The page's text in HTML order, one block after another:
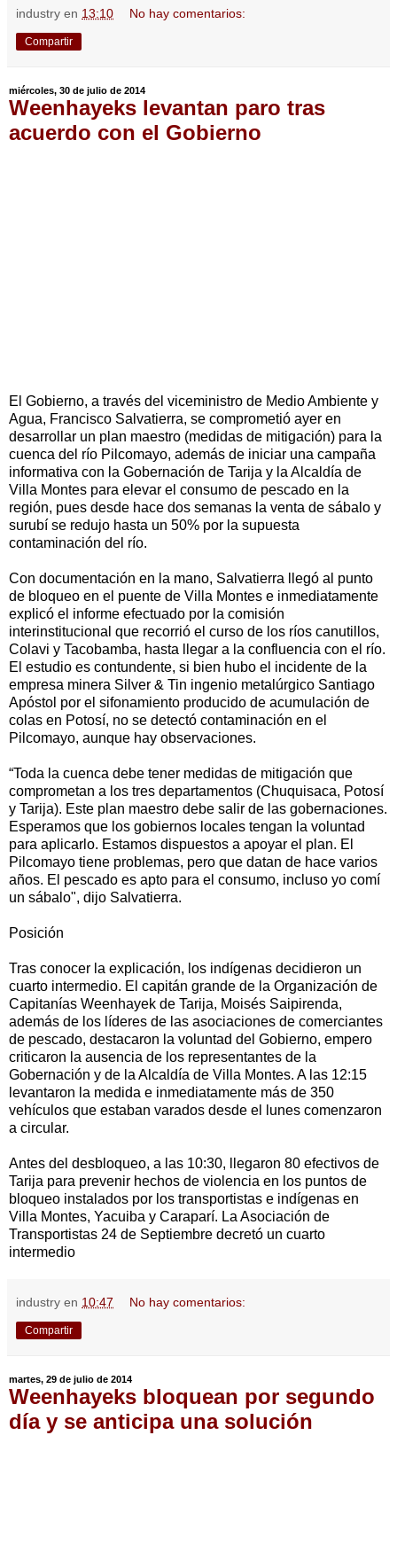
industry en 13:10 No hay comentarios:
Compartir
miércoles, 30 de julio de 2014
Weenhayeks levantan paro tras
acuerdo con el Gobierno
El Gobierno, a través del viceministro de Medio Ambiente y
Agua, Francisco Salvatierra, se comprometió ayer en
desarrollar un plan maestro (medidas de mitigación) para la
cuenca del río Pilcomayo, además de iniciar una campaña
informativa con la Gobernación de Tarija y la Alcaldía de
Villa Montes para elevar el consumo de pescado en la
región, pues desde hace dos semanas la venta de sábalo y
surubí se redujo hasta un 50% por la supuesta
contaminación del río.
Con documentación en la mano, Salvatierra llegó al punto
de bloqueo en el puente de Villa Montes e inmediatamente
explicó el informe efectuado por la comisión
interinstitucional que recorrió el curso de los ríos canutillos,
Colavi y Tacobamba, hasta llegar a la confluencia con el río.
El estudio es contundente, si bien hubo el incidente de la
empresa minera Silver & Tin ingenio metalúrgico Santiago
Apóstol por el sifonamiento producido de acumulación de
colas en Potosí, no se detectó contaminación en el
Pilcomayo, aunque hay observaciones.
“Toda la cuenca debe tener medidas de mitigación que
comprometan a los tres departamentos (Chuquisaca, Potosí
y Tarija). Este plan maestro debe salir de las gobernaciones.
Esperamos que los gobiernos locales tengan la voluntad
para aplicarlo. Estamos dispuestos a apoyar el plan. El
Pilcomayo tiene problemas, pero que datan de hace varios
años. El pescado es apto para el consumo, incluso yo comí
un sábalo", dijo Salvatierra.
Posición
Tras conocer la explicación, los indígenas decidieron un
cuarto intermedio. El capitán grande de la Organización de
Capitanías Weenhayek de Tarija, Moisés Saipirenda,
además de los líderes de las asociaciones de comerciantes
de pescado, destacaron la voluntad del Gobierno, empero
criticaron la ausencia de los representantes de la
Gobernación y de la Alcaldía de Villa Montes. A las 12:15
levantaron la medida e inmediatamente más de 350
vehículos que estaban varados desde el lunes comenzaron
a circular.
Antes del desbloqueo, a las 10:30, llegaron 80 efectivos de
Tarija para prevenir hechos de violencia en los puntos de
bloqueo instalados por los transportistas e indígenas en
Villa Montes, Yacuiba y Caraparí. La Asociación de
Transportistas 24 de Septiembre decretó un cuarto
intermedio
industry en 10:47 No hay comentarios:
Compartir
martes, 29 de julio de 2014
Weenhayeks bloquean por segundo
día y se anticipa una solución